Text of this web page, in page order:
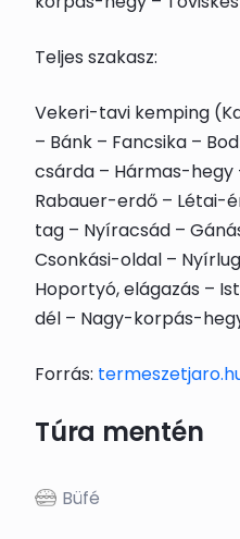
Teljes szakasz:
Vekeri-tavi kemping
– Bánk – Fancsika –
csárda – Hármas-hegy
Rabauer-erdő – Létai-
tag – Nyíracsád –
Csonkási-oldal –
Hoportyó, elágazás –
dél – Nagy-korpás-
Forrás:
Túra mentén
Büfé